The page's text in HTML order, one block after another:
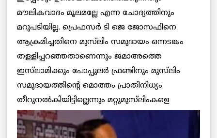
മൗലികവാദം മൂലമല്ലേ എന്ന ചോദ്യത്തിനും
മറുപടിയില്ല. പ്രെഫസര്‍ ടി ജെ ജോസഫിനെ
ആക്രമിച്ചതിനെ മുസ്‌ലിം സമുദായം ഒന്നടങ്കം
തളളിപ്പറഞ്ഞതാണെന്നും ജമാഅത്തെ
ഇസ്‌ലാമിക്കും പോപ്പുലര്‍ ഫ്രണ്ടിനും മുസ്‌ലിം
സമുദായത്തിന്റെ മൊത്തം പ്രാതിനിധ്യം
തീറുനല്‍കിയിട്ടില്ലെന്നും മറ്റുമുസ്‌ലിംകളെ